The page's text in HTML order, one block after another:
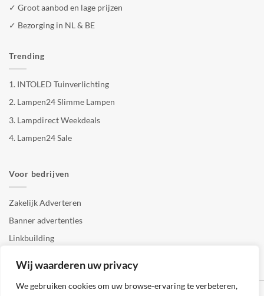
Wij waarderen uw privacy
We gebruiken cookies om uw browse-ervaring te verbeteren,
✓ Groot aanbod en lage prijzen
✓ Bezorging in NL & BE
Trending
1. INTOLED Tuinverlichting
2. Lampen24 Slimme Lampen
3. Lampdirect Weekdeals
4. Lampen24 Sale
Voor bedrijven
Zakelijk Adverteren
Banner advertenties
Linkbuilding